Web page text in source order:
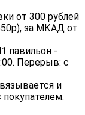
от 300 рублей
за МКАД от
павильон -
Перерыв: с
и